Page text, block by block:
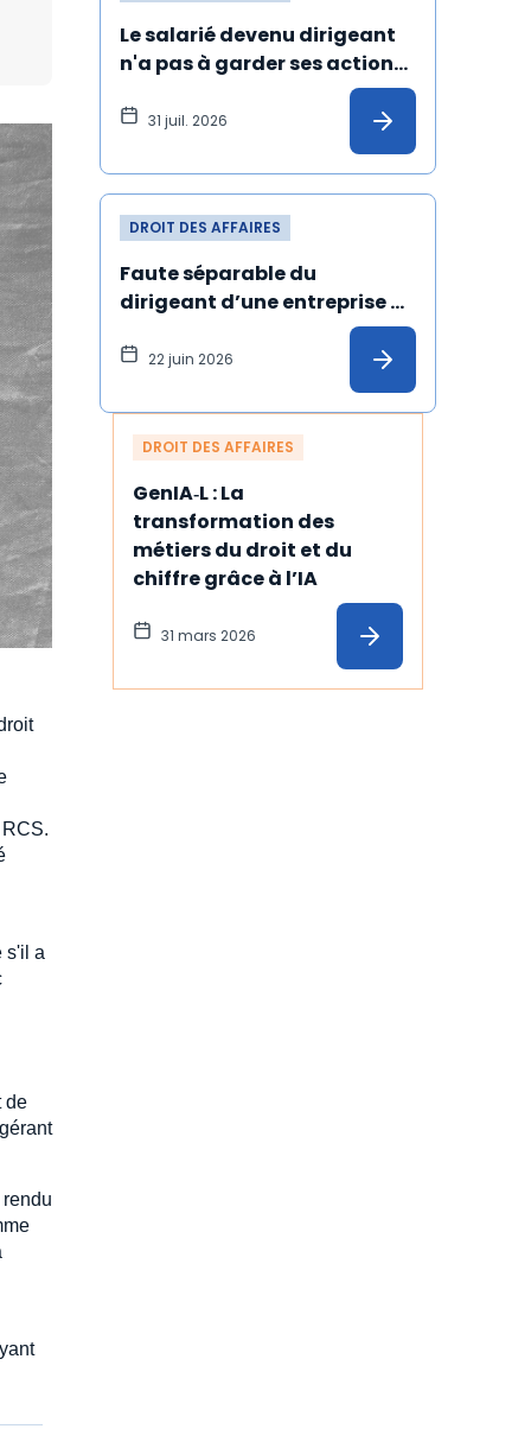
s'il a
de
Le salarié devenu dirigeant
n'a pas à garder ses actions
gratuites jusqu'au terme de
ses fonctions
31 juil. 2026
DROIT DES AFFAIRES
Faute séparable du
dirigeant d’une entreprise
manqué à ses obligations
22 juin 2026
DROIT DES AFFAIRES
GenIA‑L : La
transformation des
métiers du droit et du
chiffre grâce à l’IA
31 mars 2026